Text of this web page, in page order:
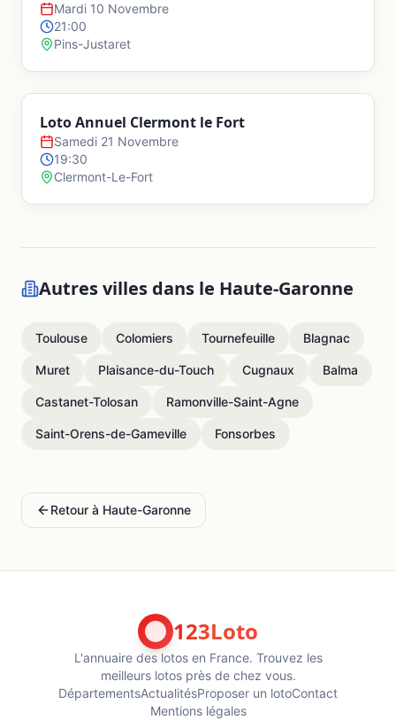
Mardi 10 Novembre
21:00
Pins-Justaret
Loto Annuel Clermont le Fort
Samedi 21 Novembre
19:30
Clermont-Le-Fort
Autres villes dans le Haute-Garonne
Toulouse Colomiers Tournefeuille Blagnac
Muret Plaisance-du-Touch Cugnaux Balma
Castanet-Tolosan Ramonville-Saint-Agne
Saint-Orens-de-Gameville Fonsorbes
Retour à Haute-Garonne
123Loto
L'annuaire des lotos en France. Trouvez les
meilleurs lotos près de chez vous.
DépartementsActualitésProposer un lotoContact
Mentions légales